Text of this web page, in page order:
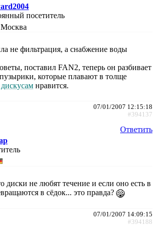
посетитель
Москва
не фильтрация, а снабжение воды
поставил FAN2, теперь он разбивает
которые плавают в толще
дискусам нравится.
07/01/2007 12:15:18
#394137
Ответить
диски не любят течение и если оно есть в
в сёдок... это правда?
07/01/2007 14:09:15
#394188